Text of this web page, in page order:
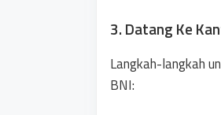
3. Datang Ke
Langkah-langkah
BNI: